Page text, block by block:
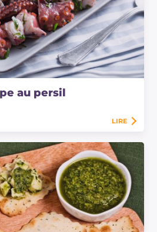
au persil
LIRE